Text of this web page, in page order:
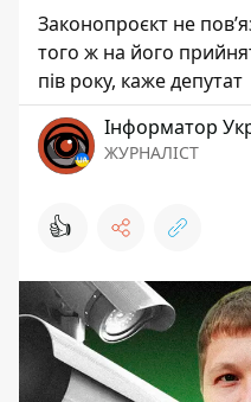
Законопроєкт не
того ж на його
пів року, каже депутат
Інформатор
ЖУРНАЛІСТ
👍